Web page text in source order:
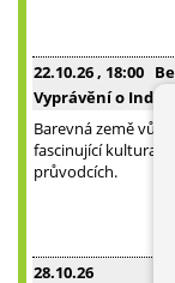
22.10.26 , 18:00
Vyprávění o Indii
Barevná země
fascinující kultura a
průvodcích.
28.10.26